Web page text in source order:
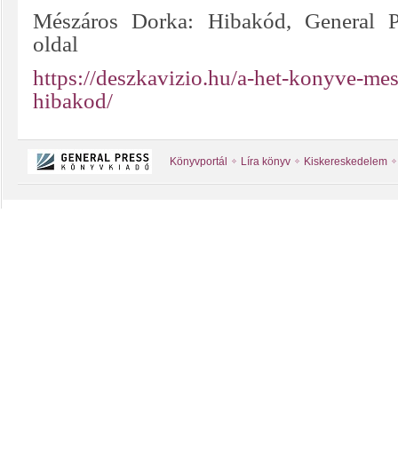
Mészáros Dorka: Hibakód, General
oldal
https://deszkavizio.hu/a-het-konyve-
hibakod/
Könyvportál Líra könyv Kiskereskedelem